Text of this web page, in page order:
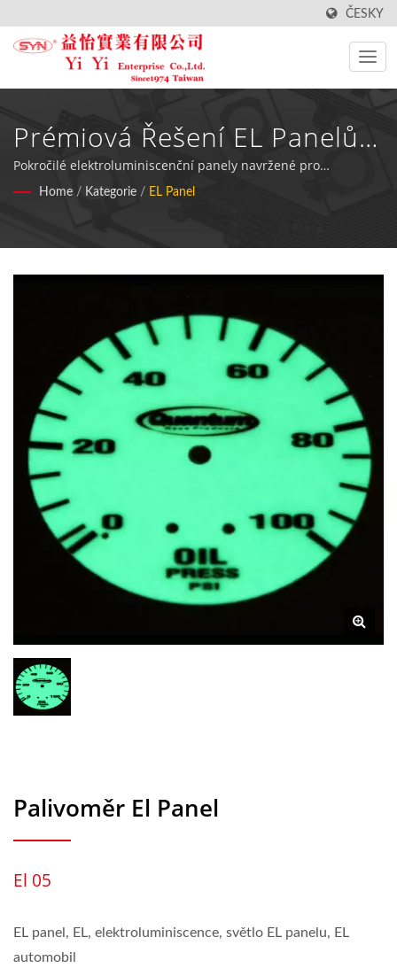
ČESKY
Prémiová Řešení EL Panelů
Pro Automobilové A
Průmyslové Aplikace
Pokročilé elektroluminiscenční panely navržené pro
palivoměry, kosmetické zařízení a průmyslové displeje s
Home / Kategorie / EL Panel
Palivoměr El Panel
El 05
EL panel, EL, elektroluminiscence, světlo EL panelu, EL
automobil